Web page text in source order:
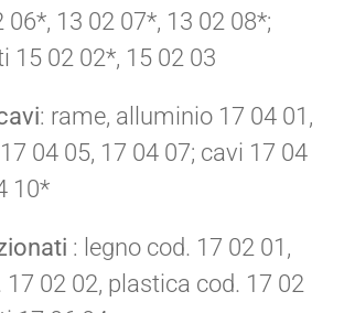
06*, 13 02 07*, 13 02 08*;
15 02 02*, 15 02 03
: rame, alluminio 17 04 01,
04 05, 17 04 07; cavi 17 04
10*
: legno cod. 17 02 01,
17 02 02, plastica cod. 17 02